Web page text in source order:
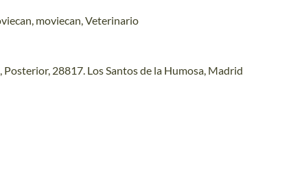
moviecan Veterinario
28817. Los Santos de la Humosa, Madrid